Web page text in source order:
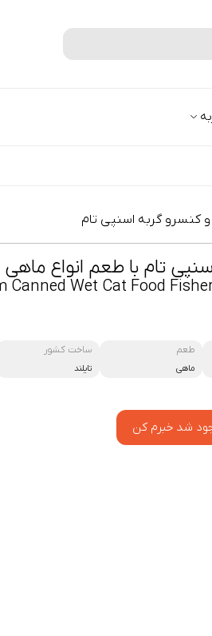
کنسرو گربه اسنپی تام
تام با طعم انواع ماهی
Canned Wet Cat Food
طعم
ماهی
ساخت کشور
تایلند
شد خبرم کن